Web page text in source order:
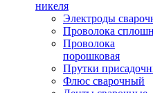
никеля
Электроды
Проволока
Проволока
порошковая
Прутки
Флюс сварочный